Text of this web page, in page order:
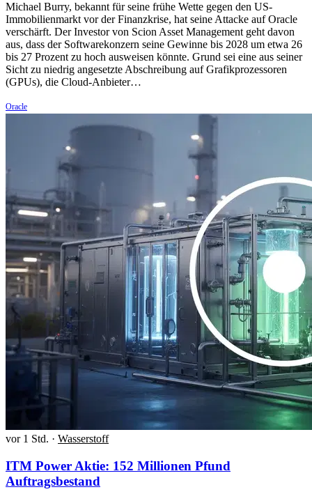
Michael Burry, bekannt für seine frühe Wette gegen den US-
Immobilienmarkt vor der Finanzkrise, hat seine Attacke auf Oracle
verschärft. Der Investor von Scion Asset Management geht davon
aus, dass der Softwarekonzern seine Gewinne bis 2028 um etwa 26
bis 27 Prozent zu hoch ausweisen könnte. Grund sei eine aus seiner
Sicht zu niedrig angesetzte Abschreibung auf Grafikprozessoren
(GPUs), die Cloud-Anbieter…
Oracle
vor 1 Std. · Wasserstoff
ITM Power Aktie: 152 Millionen Pfund
Auftragsbestand